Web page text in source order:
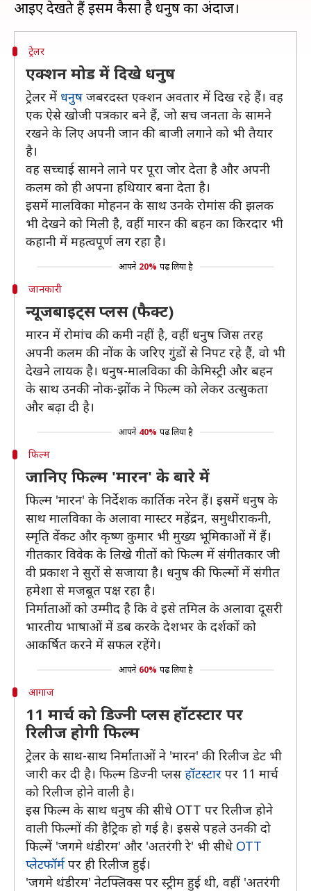
ट्रेलर
एक्शन मोड में दिखे धनुष
ट्रेलर में धनुष जबरदस्त एक्शन अवतार में दिख रहे हैं। वह
एक ऐसे खोजी पत्रकार बने हैं, जो सच जनता के सामने
रखने के लिए अपनी जान की बाजी लगाने को भी तैयार
है।
वह सच्चाई सामने लाने पर पूरा जोर देता है और अपनी
कलम को ही अपना हथियार बना देता है।
इसमें मालविका मोहनन के साथ उनके रोमांस की झलक
भी देखने को मिली है, वहीं मारन की बहन का किरदार भी
कहानी में महत्वपूर्ण लग रहा है।
आपने 20% पढ़ लिया है
जानकारी
न्यूजबाइट्स प्लस (फैक्ट)
मारन में रोमांच की कमी नहीं है, वहीं धनुष जिस तरह
अपनी कलम की नोंक के जरिए गुंडों से निपट रहे हैं, वो भी
देखने लायक है। धनुष-मालविका की केमिस्ट्री और बहन
के साथ उनकी नोक-झोंक ने फिल्म को लेकर उत्सुकता
और बढ़ा दी है।
आपने 40% पढ़ लिया है
फिल्म
जानिए फिल्म 'मारन' के बारे में
फिल्म 'मारन' के निर्देशक कार्तिक नरेन हैं। इसमें धनुष के
साथ मालविका के अलावा मास्टर महेंद्रन, समुथीराकनी,
स्मृति वेंकट और कृष्ण कुमार भी मुख्य भूमिकाओं में हैं।
गीतकार विवेक के लिखे गीतों को फिल्म में संगीतकार जी
वी प्रकाश ने सुरों से सजाया है। धनुष की फिल्मों में संगीत
हमेशा से मजबूत पक्ष रहा है।
निर्माताओं को उम्मीद है कि वे इसे तमिल के अलावा दूसरी
भारतीय भाषाओं में डब करके देशभर के दर्शकों को
आकर्षित करने में सफल रहेंगे।
आपने 60% पढ़ लिया है
आगाज
11 मार्च को डिज्नी प्लस हॉटस्टार पर
रिलीज होगी फिल्म
ट्रेलर के साथ-साथ निर्माताओं ने 'मारन' की रिलीज डेट भी
जारी कर दी है। फिल्म डिज्नी प्लसहॉटस्टार पर 11 मार्च
को रिलीज होने वाली है।
इस फिल्म के साथ धनुष की सीधे OTT पर रिलीज होने
वाली फिल्मों की हैट्रिक हो गई है। इससे पहले उनकी दो
फिल्में 'जगमे थंडीरम' और 'अतरंगी रे' भी सीधे OTT
प्लेटफॉर्म पर ही रिलीज हुई।
'जगमे थंडीरम' नेटफ्लिक्स पर स्ट्रीम हुई थी, वहीं 'अतरंगी